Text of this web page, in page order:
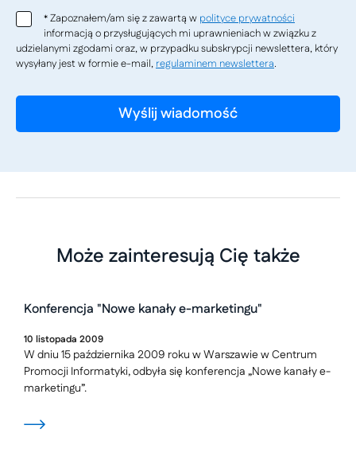
*Zapoznałem/am się z zawartą w polityce prywatności
informacją o przysługujących mi uprawnieniach w związku z
udzielanymi zgodami oraz, w przypadku subskrypcji newslettera, który
wysyłany jest w formie e-mail, regulaminem newslettera.
Może zainteresują Cię także
Konferencja "Nowe kanały e-marketingu"
10 listopada 2009
W dniu 15 października 2009 roku w Warszawie w Centrum
Promocji Informatyki, odbyła się konferencja „Nowe kanały e-
marketingu”.